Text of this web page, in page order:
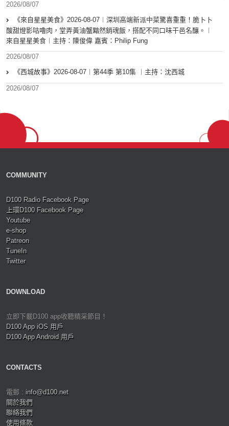
2026/08/07
《來自星星美食》2026-08-07︱深圳高端新派中菜驚喜重重！脆卜卜
酸甜燈影咕嚕肉，堂弄黃油蟹黯然銷魂飯，搭配不同口味干邑名釀。︱
來自星星美食︱主持：陳俊偉 嘉賓：Philip Fung
2026/08/07
《西城故事》2026-08-07︱第44季 第10集 ︱主持：沈西城
2026/08/07
COMMUNITY
D100 Radio Facebook Page
上環D100 Facebook Page
Youtube
e-shop
Patreon
TuneIn
Twitter
DOWNLOAD
立即下載D100 app收聽精采節目！
D100 App iOS 用戶
D100 App Android 用戶
CONTACTS
電郵 : info@d100.net
關於我們
聯絡我們
使用條款